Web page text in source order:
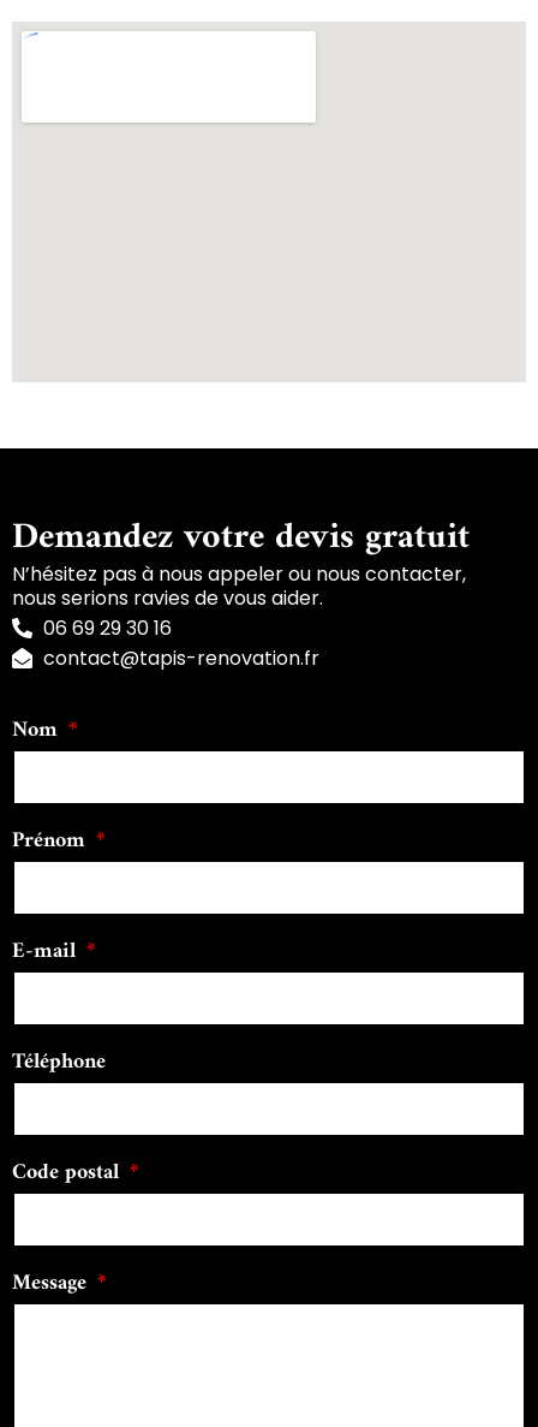
Demandez votre devis gratuit
N’hésitez pas à nous appeler ou nous contacter,
nous serions ravies de vous aider.
06 69 29 30 16
contact@tapis-renovation.fr
Nom
Prénom
E-mail
Téléphone
Code postal
Message